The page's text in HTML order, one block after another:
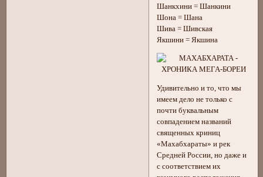
Шанкхини = Шанкини
Шона = Шана
Шива = Шивская
Якшини = Якшина
Удивительно и то, что мы
имеем дело не только с
почти буквальным
совпадением названий
священных криниц
«Махабхараты» и рек
Средней России, но даже и
с соответствием их